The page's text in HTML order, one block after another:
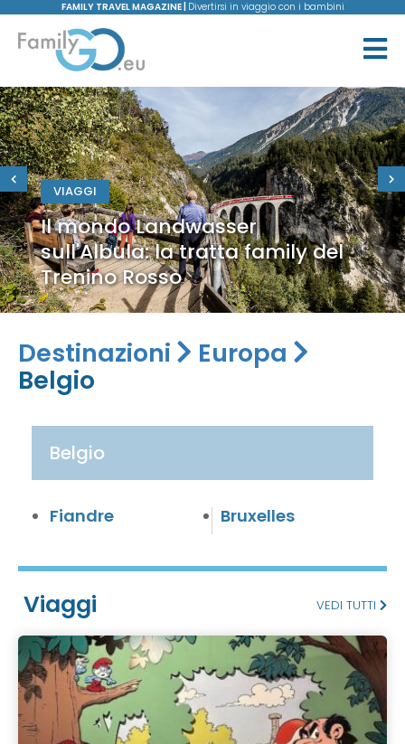
FAMILY TRAVEL MAGAZINE | Divertirsi in viaggio con i bambini
VIAGGI
Il mondo Landwasser
sull'Albula: la tratta family del
Trenino Rosso
Destinazioni
Europa
Belgio
Belgio
Fiandre Bruxelles
Viaggi VEDI TUTTI